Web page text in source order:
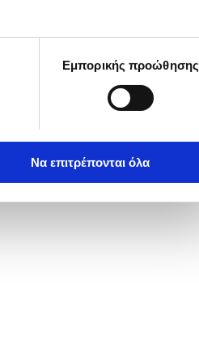
Εμπορικής προώθησης
Να επιτρέπονται όλα